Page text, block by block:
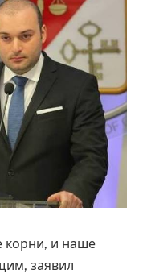
корни, и наше
заявил